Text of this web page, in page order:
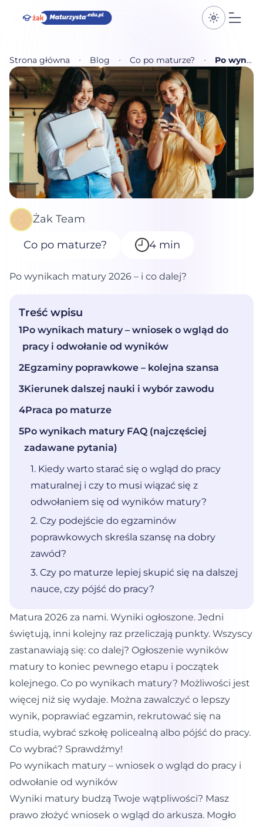
Przełącz
Strona główna Blog Co po maturze? Po wynikach matury 2026 – i co dalej?
Żak Team
Co po maturze?
4 min
8 lipca, 2026
Po wynikach matury 2026 – i co dalej?
Treść wpisu
1Po wynikach matury – wniosek o wgląd do
pracy i odwołanie od wyników
2Egzaminy poprawkowe – kolejna szansa
3Kierunek dalszej nauki i wybór zawodu
4Praca po maturze
5Po wynikach matury FAQ (najczęściej
zadawane pytania)
1. Kiedy warto starać się o wgląd do pracy
maturalnej i czy to musi wiązać się z
odwołaniem się od wyników matury?
2. Czy podejście do egzaminów
poprawkowych skreśla szansę na dobry
zawód?
3. Czy po maturze lepiej skupić się na dalszej
nauce, czy pójść do pracy?
Matura 2026 za nami. Wyniki ogłoszone. Jedni
świętują, inni kolejny raz przeliczają punkty. Wszyscy
zastanawiają się: co dalej? Ogłoszenie wyników
matury to koniec pewnego etapu i początek
kolejnego. Co po wynikach matury? Możliwości jest
więcej niż się wydaje. Można zawalczyć o lepszy
wynik, poprawiać egzamin, rekrutować się na
studia, wybrać szkołę policealną albo pójść do pracy.
Co wybrać? Sprawdźmy!
Po wynikach matury – wniosek o wgląd do pracy i
odwołanie od wyników
Wyniki matury budzą Twoje wątpliwości? Masz
prawo złożyć wniosek o wgląd do arkusza. Mogło